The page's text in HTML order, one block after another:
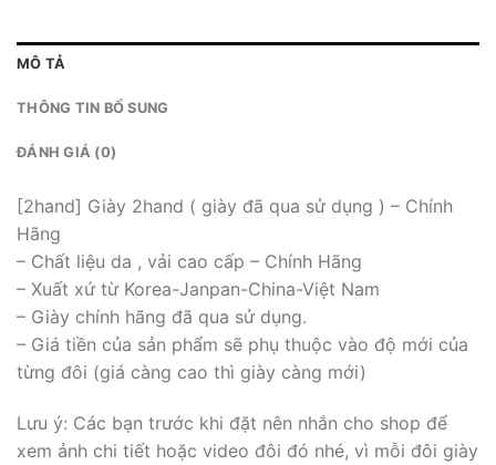
MÔ TẢ
THÔNG TIN BỔ SUNG
ĐÁNH GIÁ (0)
[2hand] Giày 2hand ( giày đã qua sử dụng ) – Chính
Hãng
– Chất liệu da , vải cao cấp – Chính Hãng
– Xuất xứ từ Korea-Janpan-China-Việt Nam
– Giày chính hãng đã qua sử dụng.
– Giá tiền của sản phẩm sẽ phụ thuộc vào độ mới của
từng đôi (giá càng cao thì giày càng mới)
Lưu ý: Các bạn trước khi đặt nên nhắn cho shop để
xem ảnh chi tiết hoặc video đôi đó nhé, vì mỗi đôi giày